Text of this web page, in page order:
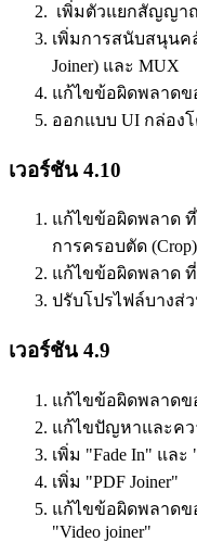
เพิ่มตัวแยกสัญญา
เพิ่มการสนับสนุนค
Joiner) และ MUX
แก้ไขข้อผิดพลาดข
ออกแบบ UI กล่อง
เวอร์ชัน 4.10
แก้ไขข้อผิดพลาด
การครอบตัด (Crop)
แก้ไขข้อผิดพลาด
ปรับโปรไฟล์บางส่ว
เวอร์ชัน 4.9
แก้ไขข้อผิดพลาดข
แก้ไขปัญหาและคว
เพิ่ม "Fade In" และ
เพิ่ม "PDF Joiner"
แก้ไขข้อผิดพลาดข
"Video joiner"